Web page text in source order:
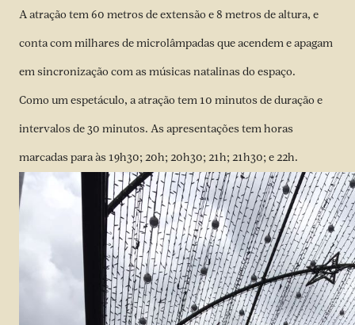
A atração tem 60 metros de extensão e 8 metros de altura, e
conta com milhares de microlâmpadas que acendem e apagam
em sincronização com as músicas natalinas do espaço.
Como um espetáculo, a atração tem 10 minutos de duração e
intervalos de 30 minutos. As apresentações tem horas
marcadas para às 19h30; 20h; 20h30; 21h; 21h30; e 22h.